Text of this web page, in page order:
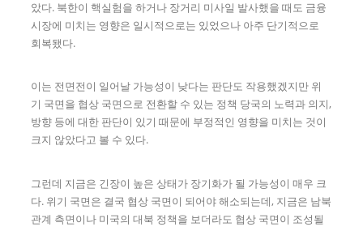
았다. 북한이 핵실험을 하거나 장거리 미사일 발사했을 때도 금융
시장에 미치는 영향은 일시적으로는 있었으나 아주 단기적으로
회복됐다.
이는 전면전이 일어날 가능성이 낮다는 판단도 작용했겠지만 위
기 국면을 협상 국면으로 전환할 수 있는 정책 당국의 노력과 의지,
방향 등에 대한 판단이 있기 때문에 부정적인 영향을 미치는 것이
크지 않았다고 볼 수 있다.
그런데 지금은 긴장이 높은 상태가 장기화가 될 가능성이 매우 크
다. 위기 국면은 결국 협상 국면이 되어야 해소되는데, 지금은 남북
관계 측면이나 미국의 대북 정책을 보더라도 협상 국면이 조성될